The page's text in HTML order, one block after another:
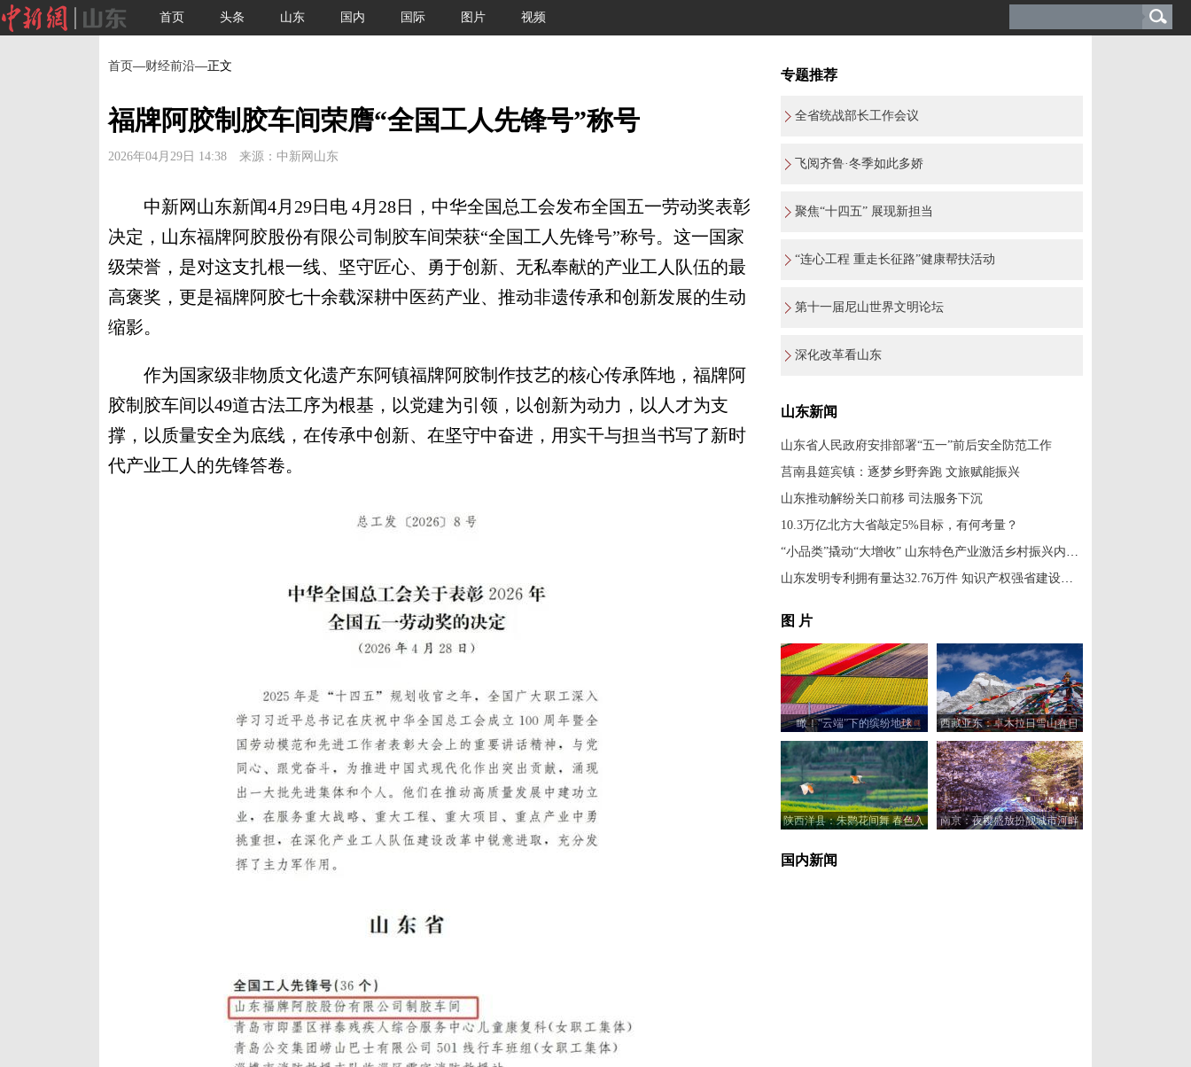
首页 头条 山东 国内 国际 图片 视频
首页—财经前沿—正文
福牌阿胶制胶车间荣膺“全国工人先锋号”称号
2026年04月29日 14:38 来源：中新网山东
中新网山东新闻4月29日电 4月28日，中华全国总工会发布全国五一劳动奖表彰
决定，山东福牌阿胶股份有限公司制胶车间荣获“全国工人先锋号”称号。这一国家
级荣誉，是对这支扎根一线、坚守匠心、勇于创新、无私奉献的产业工人队伍的最
高褒奖，更是福牌阿胶七十余载深耕中医药产业、推动非遗传承和创新发展的生动
缩影。
作为国家级非物质文化遗产东阿镇福牌阿胶制作技艺的核心传承阵地，福牌阿
胶制胶车间以49道古法工序为根基，以党建为引领，以创新为动力，以人才为支
撑，以质量安全为底线，在传承中创新、在坚守中奋进，用实干与担当书写了新时
代产业工人的先锋答卷。
专题推荐
全省统战部长工作会议
飞阅齐鲁·冬季如此多娇
聚焦“十四五” 展现新担当
“连心工程 重走长征路”健康帮扶活动
第十一届尼山世界文明论坛
深化改革看山东
山东新闻
山东省人民政府安排部署“五一”前后安全防范工作
莒南县筵宾镇：逐梦乡野奔跑 文旅赋能振兴
山东推动解纷关口前移 司法服务下沉
10.3万亿北方大省敲定5%目标，有何考量？
“小品类”撬动“大增收” 山东特色产业激活乡村振兴内生动力
山东发明专利拥有量达32.76万件 知识产权强省建设扎实推进
图 片
瞰！“云端”下的缤纷地球
西藏亚东：卓木拉日雪山春日
风光美如画
陕西洋县：朱鹮花间舞 春色入
南京：夜樱盛放扮靓城市河畔
国内新闻